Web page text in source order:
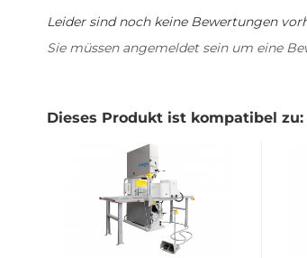
Leider sind noch keine Bewertungen
Sie müssen angemeldet sein um eine
Dieses Produkt ist kompatibel zu: